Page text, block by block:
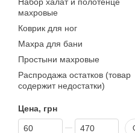
махровые
Коврик для ног
Махра для бани
Простыни махровые
Распродажа остатков (товар
содержит недостатки)
Цена, грн
От Цена, грн
До Цена, грн